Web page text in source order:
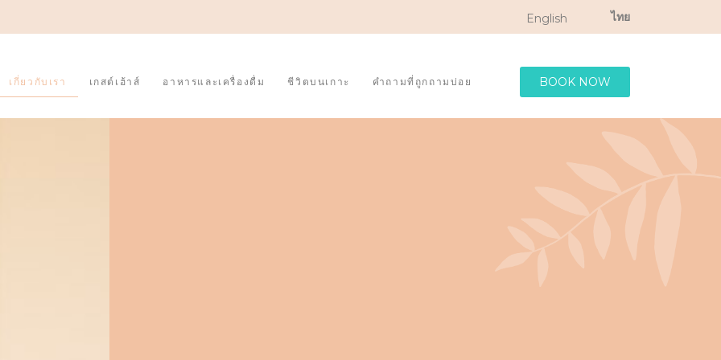
English ไทย
เกี่ยวกับเรา เกสต์เฮ้าส์ อาหารและเครื่องดื่ม ชีวิตบนเกาะ คำถามที่ถูกถามบ่อย BOOK NOW